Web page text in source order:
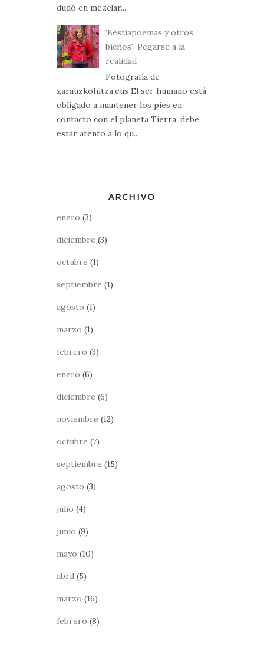
dudó en mezclar...
'Bestiapoemas y otros
bichos': Pegarse a la
realidad
Fotografía de
zarauzkohitza.eus El ser humano está
obligado a mantener los pies en
contacto con el planeta Tierra, debe
estar atento a lo qu...
ARCHIVO
enero (3)
diciembre (3)
octubre (1)
septiembre (1)
agosto (1)
marzo (1)
febrero (3)
enero (6)
diciembre (6)
noviembre (12)
octubre (7)
septiembre (15)
agosto (3)
julio (4)
junio (9)
mayo (10)
abril (5)
marzo (16)
febrero (8)